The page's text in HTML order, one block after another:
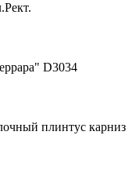
D3034
плинтус карниз